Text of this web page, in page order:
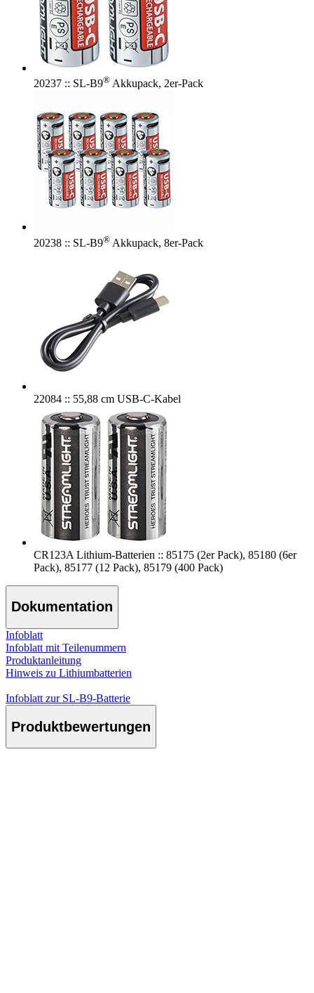
20237 :: SL-B9® Akkupack, 2er-Pack
20238 :: SL-B9® Akkupack, 8er-Pack
22084 :: 55,88 cm USB-C-Kabel
CR123A Lithium-Batterien :: 85175 (2er Pack), 85180 (6er
Pack), 85177 (12 Pack), 85179 (400 Pack)
Dokumentation
Infoblatt
Infoblatt mit Teilenummern
Produktanleitung
Hinweis zu Lithiumbatterien
Infoblatt zur SL-B9-Batterie
Produktbewertungen